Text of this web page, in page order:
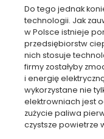
Do tego jednak
technologii. Jak
w Polsce istnieje
przedsiębiorstw
nich stosuje
firmy zostałyby
i energię
wykorzystane nie
elektrowniach jest
zużycie paliwa
czystsze powietrze